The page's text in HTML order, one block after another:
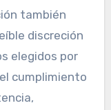
también
discreción
elegidos por
cumplimiento